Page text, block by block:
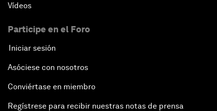
Vídeos
Participe en el Foro
Iniciar sesión
Asóciese con nosotros
Conviértase en miembro
Regístrese para recibir nuestras notas de prensa